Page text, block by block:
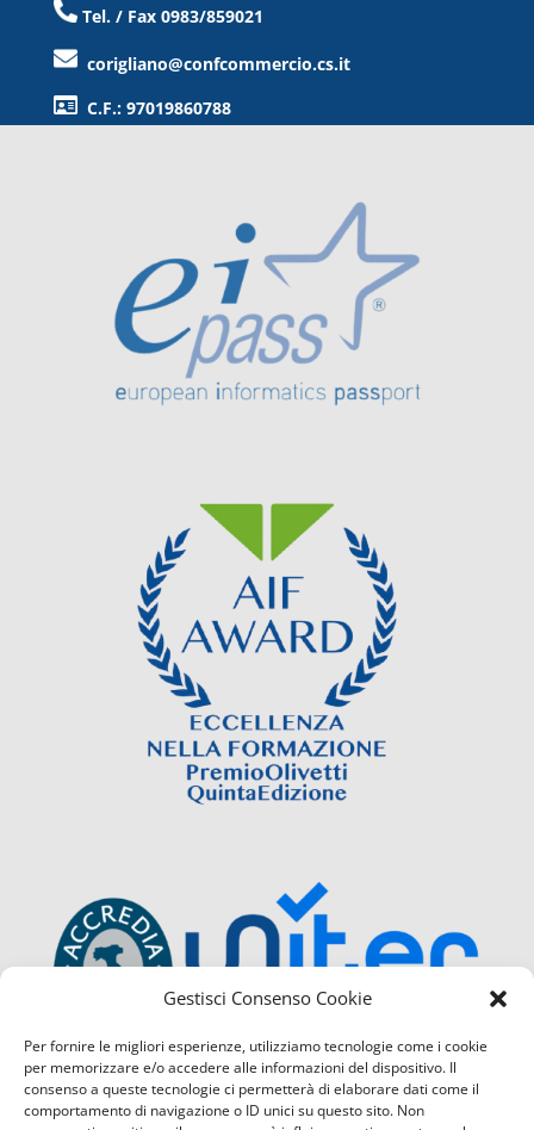
Gestisci Consenso Cookie
Per fornire le migliori esperienze, utilizziamo tecnologie come i cookie
per memorizzare e/o accedere alle informazioni del dispositivo. Il
consenso a queste tecnologie ci permetterà di elaborare dati come il
comportamento di navigazione o ID unici su questo sito. Non
Tel. / Fax 0983/859021
corigliano@confcommercio.cs.it
C.F.: 97019860788